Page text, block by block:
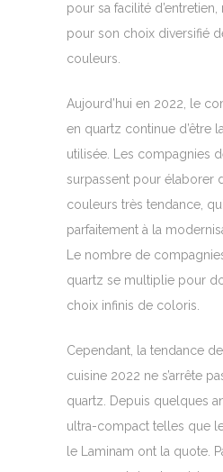
pour sa facilité
pour son choix diversifié
couleurs.
Aujourd’hui en 2022, le
en quartz continue d’être
utilisée. Les compagnies
surpassent pour élaborer
couleurs très tendance,
parfaitement à la
Le nombre de
quartz se multiplie pour
choix infinis de coloris.
Cependant, la tendance
cuisine 2022 ne s’arrête
quartz. Depuis quelques
ultra-compact telles que
le Laminam ont la quote.